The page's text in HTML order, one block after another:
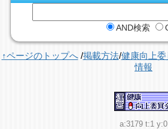
AND検索
↑ページのトップへ/掲載方法/健康向上委
情報
a:3179 t:1 y:0